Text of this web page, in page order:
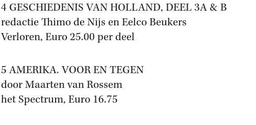
4 GESCHIEDENIS VAN HOLLAND, DEEL 3A & B
redactie Thimo de Nijs en Eelco Beukers
Verloren, Euro 25.00 per deel
5 AMERIKA. VOOR EN TEGEN
door Maarten van Rossem
het Spectrum, Euro 16.75